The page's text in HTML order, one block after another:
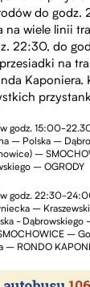
do godz.
na wiele linii
22:30, do
na
Kaponiera.
godz. 15:00-
– Polska –
–
– OGRODY
godz. 22:30-
–
- Dąbrowskiego
–
– RONDO